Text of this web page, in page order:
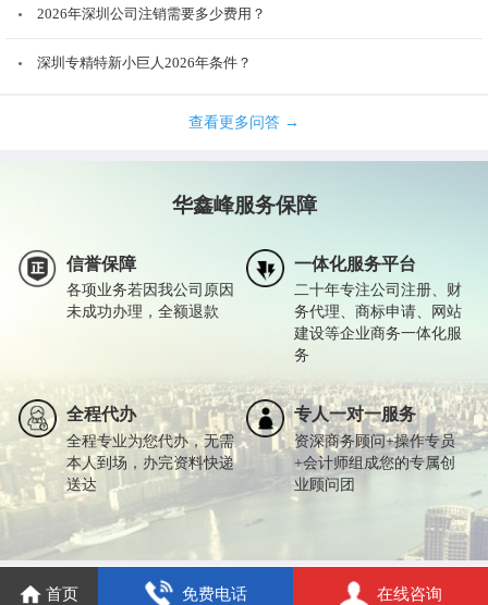
2026年深圳公司注销需要多少费用？
深圳专精特新小巨人2026年条件？
查看更多问答 →
华鑫峰服务保障
信誉保障
各项业务若因我公司原因
未成功办理，全额退款
一体化服务平台
二十年专注公司注册、财
务代理、商标申请、网站
建设等企业商务一体化服
务
全程代办
全程专业为您代办，无需
本人到场，办完资料快递
送达
专人一对一服务
资深商务顾问+操作专员
+会计师组成您的专属创
业顾问团
首页 免费电话 在线咨询